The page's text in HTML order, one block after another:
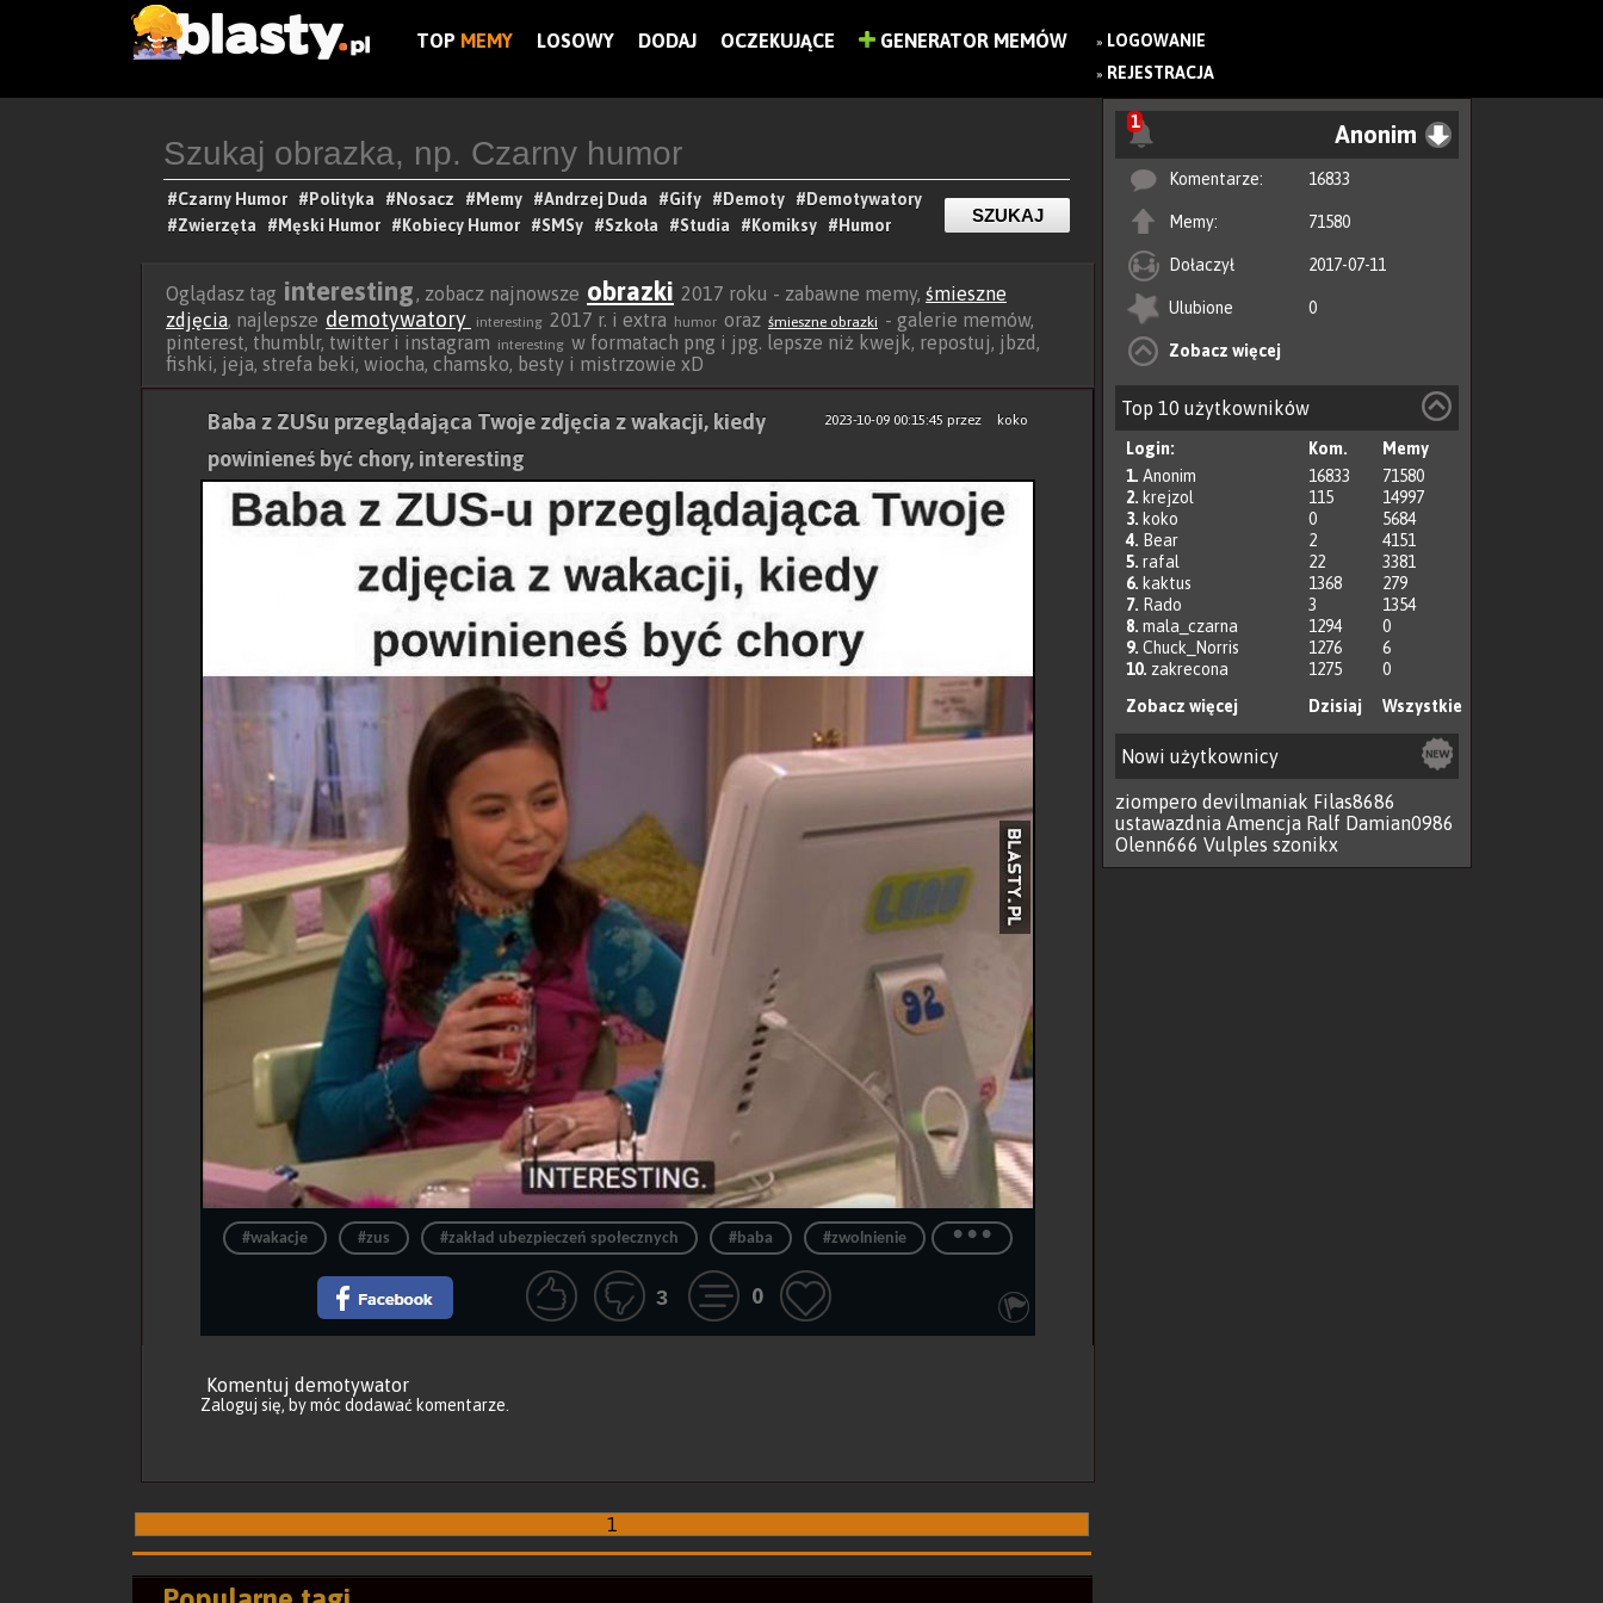
TOP MEMY LOSOWY DODAJ OCZEKUJĄCE GENERATOR MEMÓW » LOGOWANIE
» REJESTRACJA
1 Anonim
Komentarze: 16833
Memy: 71580
Dołaczył 2017-07-11
Ulubione 0
Zobacz więcej
Top 10 użytkowników
Login: Kom.
Memy
1. Anonim 16833
71580
2. krejzol 115
14997
3. koko 0
5684
4. Bear 2
4151
5. rafal 22
3381
6. kaktus 1368
279
7. Rado 3
1354
8. mala_czarna 1294
0
9. Chuck_Norris 1276
6
10. zakrecona 1275
0
Zobacz więcej
Dzisiaj Wszystkie
Nowi użytkownicy
ziompero devilmaniak Filas8686
ustawazdnia Amencja Ralf Damian0986
Olenn666 Vulples szonikx
#Czarny Humor #Polityka #Nosacz #Memy #Andrzej Duda #Gify #Demoty
#Demotywatory
#Zwierzęta
#Męski Humor #Kobiecy Humor #SMSy #Szkoła #Studia #Komiksy #Humor
Oglądasz tag interesting, zobacz najnowsze obrazki 2017 roku - zabawne memy, śmieszne
zdjęcia, najlepsze demotywatory interesting 2017 r. i extra humor oraz śmieszne obrazki - galerie memów,
pinterest, thumblr, twitter i instagram interesting w formatach png i jpg. lepsze niż kwejk, repostuj, jbzd,
fishki, jeja, strefa beki, wiocha, chamsko, besty i mistrzowie xD
2023-10-09 00:15:45 przez koko
Baba z ZUSu przeglądająca Twoje zdjęcia z wakacji, kiedy
powinieneś być chory, interesting
#wakacje #zus #zakład ubezpieczeń społecznych #baba #zwolnienie ...
3 0
Komentuj demotywator
Zaloguj się, by móc dodawać komentarze.
1